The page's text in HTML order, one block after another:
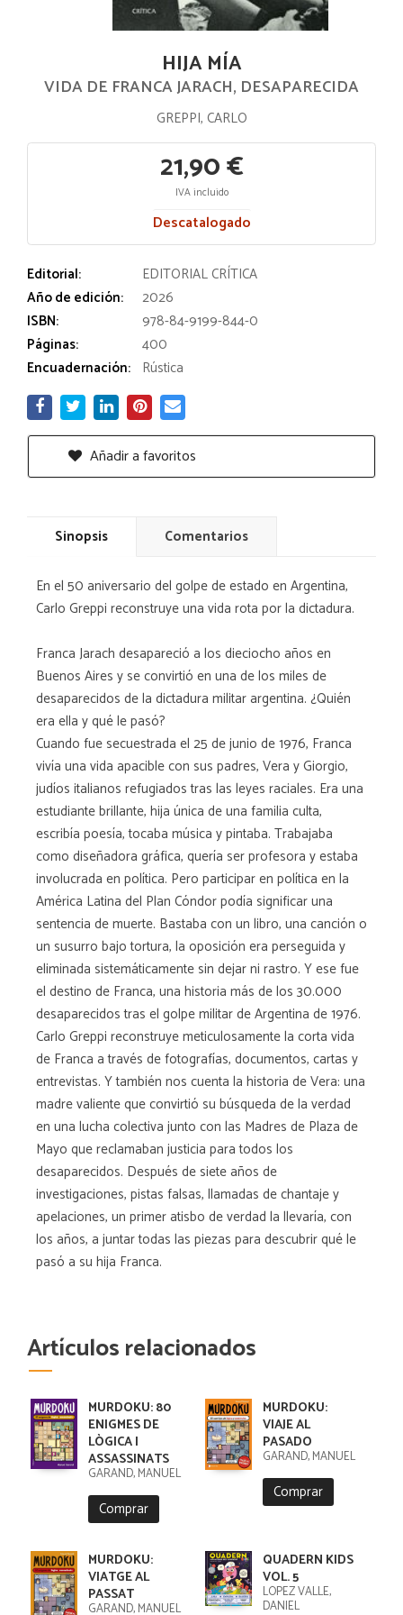
HIJA MÍA
VIDA DE FRANCA JARACH, DESAPARECIDA
GREPPI, CARLO
21,90 €
IVA incluido
Descatalogado
Editorial:
EDITORIAL CRÍTICA
Año de edición:
2026
ISBN:
978-84-9199-844-0
Páginas:
400
Encuadernación: Rústica
Añadir a favoritos
Sinopsis Comentarios
En el 50 aniversario del golpe de estado en Argentina,
Carlo Greppi reconstruye una vida rota por la dictadura.
Franca Jarach desapareció a los dieciocho años en
Buenos Aires y se convirtió en una de los miles de
desaparecidos de la dictadura militar argentina. ¿Quién
era ella y qué le pasó?
Cuando fue secuestrada el 25 de junio de 1976, Franca
vivía una vida apacible con sus padres, Vera y Giorgio,
judíos italianos refugiados tras las leyes raciales. Era una
estudiante brillante, hija única de una familia culta,
escribía poesía, tocaba música y pintaba. Trabajaba
como diseñadora gráfica, quería ser profesora y estaba
involucrada en política. Pero participar en política en la
América Latina del Plan Cóndor podía significar una
sentencia de muerte. Bastaba con un libro, una canción o
un susurro bajo tortura, la oposición era perseguida y
eliminada sistemáticamente sin dejar ni rastro. Y ese fue
el destino de Franca, una historia más de los 30.000
desaparecidos tras el golpe militar de Argentina de 1976.
Carlo Greppi reconstruye meticulosamente la corta vida
de Franca a través de fotografías, documentos, cartas y
entrevistas. Y también nos cuenta la historia de Vera: una
madre valiente que convirtió su búsqueda de la verdad
en una lucha colectiva junto con las Madres de Plaza de
Mayo que reclamaban justicia para todos los
desaparecidos. Después de siete años de
investigaciones, pistas falsas, llamadas de chantaje y
apelaciones, un primer atisbo de verdad la llevaría, con
los años, a juntar todas las piezas para descubrir qué le
pasó a su hija Franca.
Artículos relacionados
MURDOKU: 80
ENIGMES DE
LÒGICA I
ASSASSINATS
GARAND, MANUEL
Comprar
MURDOKU:
VIAJE AL
PASADO
GARAND, MANUEL
Comprar
MURDOKU:
VIATGE AL
PASSAT
GARAND, MANUEL
QUADERN KIDS
VOL. 5
LÓPEZ VALLE,
DANIEL